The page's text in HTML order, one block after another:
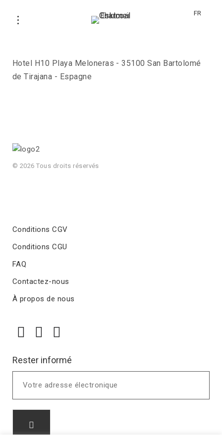
FR
Hotel H10 Playa Meloneras - 35100 San Bartolomé
de Tirajana - Espagne
© 2026 Tous droits réservés
Conditions CGV
Conditions CGU
FAQ
Contactez-nous
À propos de nous
Rester informé